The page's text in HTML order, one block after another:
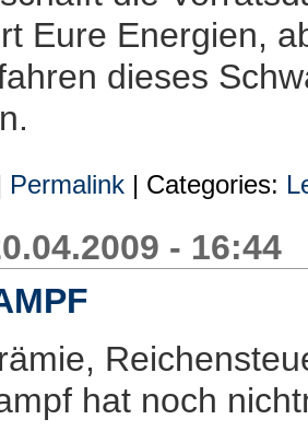
Eure Energien,
dieses
Permalink | Categories:
- 16:44
hat noch